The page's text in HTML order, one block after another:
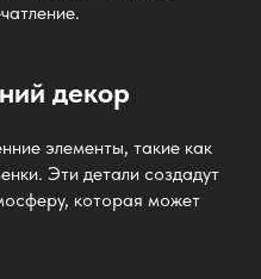
декор
элементы, такие как
Эти детали создадут
которая может